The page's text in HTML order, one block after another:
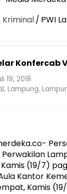
Kriminal/ PWI
Konfercab
19, 2018
,Lampung,
Perwakilan
(19/7)
Kantor
Kamis